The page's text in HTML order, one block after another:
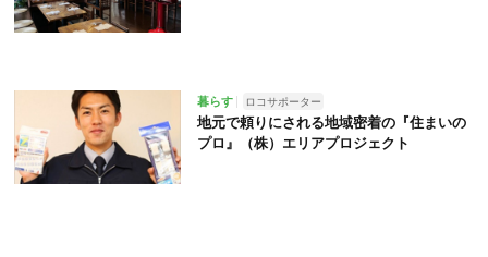
暮らす ロコサポーター
地元で頼りにされる地域密着の『住まいの
プロ』（株）エリアプロジェクト